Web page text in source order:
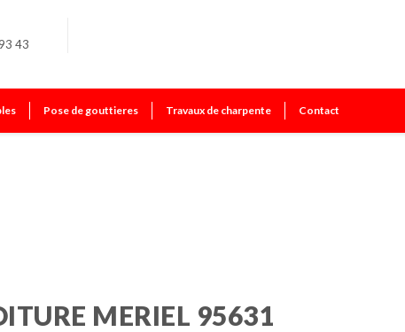
43
Pose de gouttieres Travaux de charpente Contact
MERIEL 95631